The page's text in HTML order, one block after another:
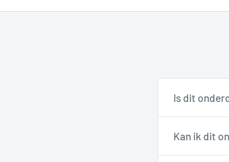
Is dit
Onze
via
Kan ik dit
Veel